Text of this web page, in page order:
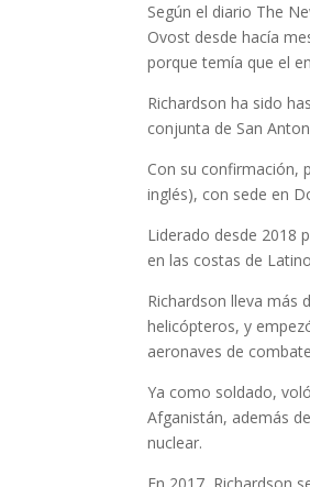
Según el diario The
Ovost desde hacía
porque temía que el
Richardson ha sido
conjunta de San
Con su confirmación,
inglés), con sede en
Liderado desde 2018
en las costas de
Richardson lleva más
helicópteros, y
aeronaves de
Ya como soldado,
Afganistán, además
nuclear.